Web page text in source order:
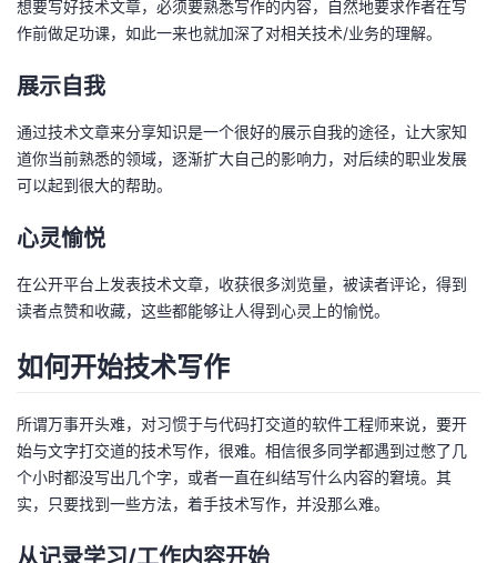
的
课
程
我
的
认
证
我
的
实
验
我
的
收
藏
技
术
支
持
的
云
声
建
议
想要写好技术文章，必须要熟悉写作的内容，自然地要求作者在写
作前做足功课，如此一来也就加深了对相关技术/业务的理解。
展示自我
通过技术文章来分享知识是一个很好的展示自我的途径，让大家知
道你当前熟悉的领域，逐渐扩大自己的影响力，对后续的职业发展
可以起到很大的帮助。
心灵愉悦
在公开平台上发表技术文章，收获很多浏览量，被读者评论，得到
读者点赞和收藏，这些都能够让人得到心灵上的愉悦。
如何开始技术写作
所谓万事开头难，对习惯于与代码打交道的软件工程师来说，要开
始与文字打交道的技术写作，很难。相信很多同学都遇到过憋了几
个小时都没写出几个字，或者一直在纠结写什么内容的窘境。其
实，只要找到一些方法，着手技术写作，并没那么难。